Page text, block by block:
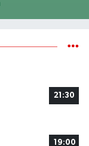
21:30
19:00